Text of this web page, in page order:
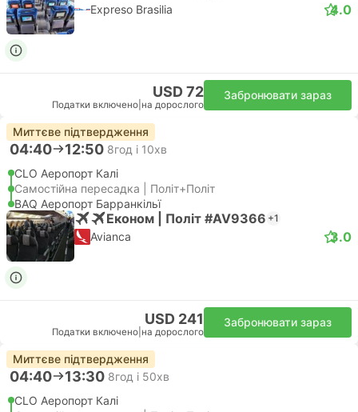
Expreso Brasilia 4.0
USD 72
Податки включено на дорослого
Забронювати зараз
Миттєве підтвердження
04:40 12:50 8год і 10хв
CLO Аеропорт Калі
Самостійна пересадка | Політ+Політ
BAQ Аеропорт Барранкільї
Економ | Політ #AV9366 +1
Avianca 3.0
USD 241
Податки включено на дорослого
Забронювати зараз
Миттєве підтвердження
04:40 13:30 8год і 50хв
CLO Аеропорт Калі